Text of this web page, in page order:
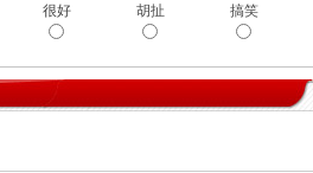
很好 胡扯 搞笑